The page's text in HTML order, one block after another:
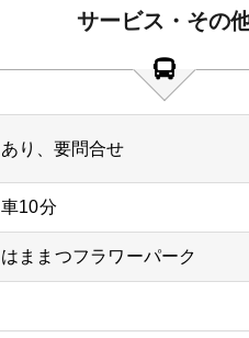
サービス・その
あり、要問合せ
車10分
はままつフラワーパーク